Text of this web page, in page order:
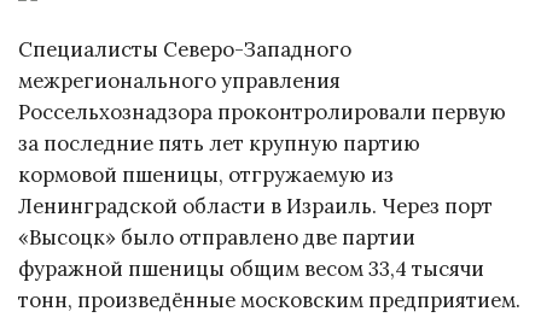
Специалисты Северо-Западного
межрегионального управления
Россельхознадзора проконтролировали первую
за последние пять лет крупную партию
кормовой пшеницы, отгружаемую из
Ленинградской области в Израиль. Через порт
«Высоцк» было отправлено две партии
фуражной пшеницы общим весом 33,4 тысячи
тонн, произведённые московским предприятием.